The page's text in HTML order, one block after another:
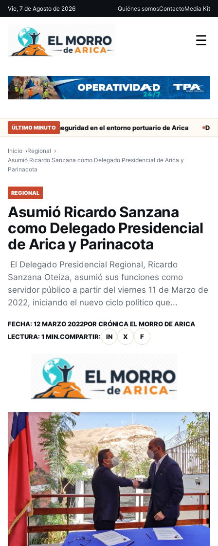
Vie, 7 de Agosto de 2026 Quiénes somosContactoMedia Kit
☰
ÚLTIMO MINUTO
seguridad en el entorno portuario de Arica Duro
Inicio
Regional
Asumió Ricardo Sanzana como Delegado Presidencial de Arica y
Parinacota
REGIONAL
Asumió Ricardo Sanzana
como Delegado Presidencial
de Arica y Parinacota
El Delegado Presidencial Regional, Ricardo
Sanzana Oteíza, asumió sus funciones como
servidor público a partir del viernes 11 de Marzo de
2022, iniciando el nuevo ciclo político que...
FECHA: 12 MARZO 2022POR CRÓNICA EL MORRO DE ARICA
LECTURA: 1 MIN.COMPARTIR: IN X F